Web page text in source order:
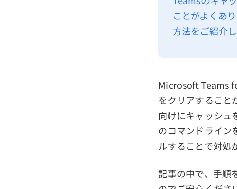
ことがよくあ
方法をご紹介し
Microsoft Teams
をクリアすること
向けにキャッシュ
のコマンドライン
ルすることで対処
記事の中で、手順